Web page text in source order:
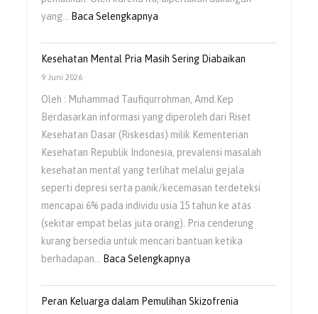
yang…
Baca Selengkapnya
Kesehatan Mental Pria Masih Sering Diabaikan
9 Juni 2026
Oleh : Muhammad Taufiqurrohman, Amd.Kep
Berdasarkan informasi yang diperoleh dari Riset
Kesehatan Dasar (Riskesdas) milik Kementerian
Kesehatan Republik Indonesia, prevalensi masalah
kesehatan mental yang terlihat melalui gejala
seperti depresi serta panik/kecemasan terdeteksi
mencapai 6% pada individu usia 15 tahun ke atas
(sekitar empat belas juta orang). Pria cenderung
kurang bersedia untuk mencari bantuan ketika
berhadapan…
Baca Selengkapnya
Peran Keluarga dalam Pemulihan Skizofrenia